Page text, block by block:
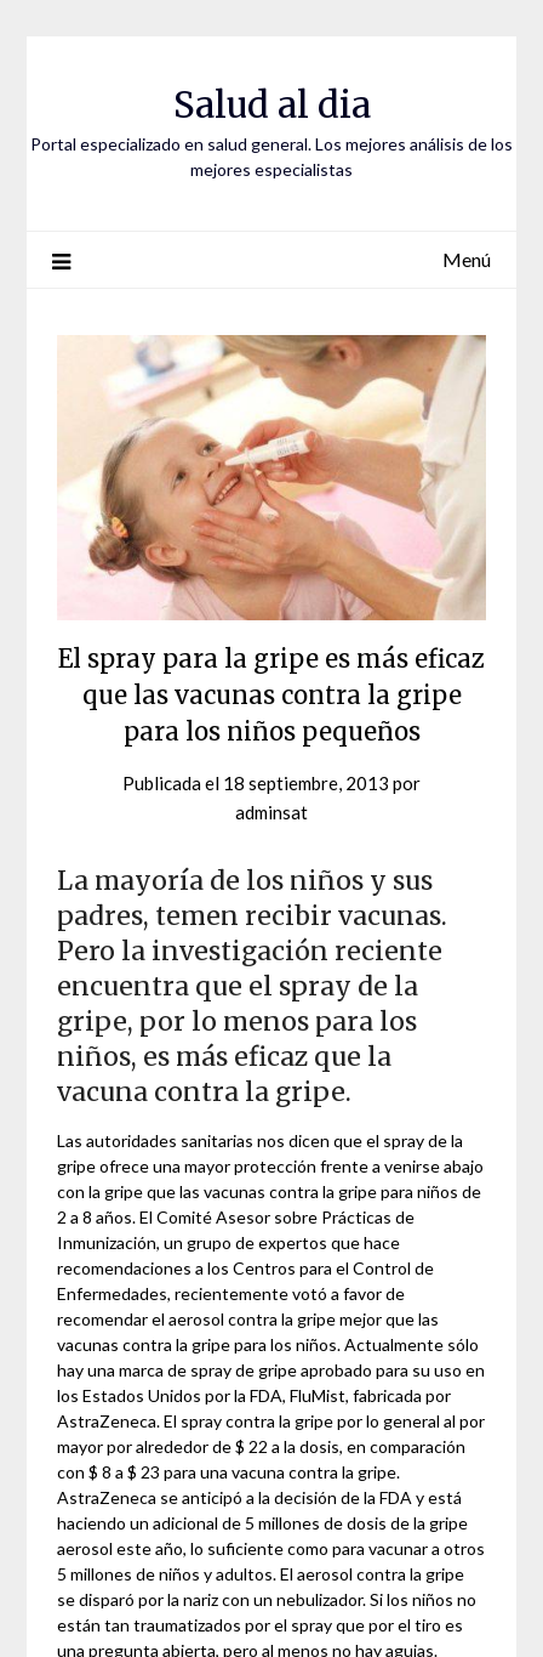
Salud al dia
Portal especializado en salud general. Los mejores análisis de los
mejores especialistas
Menú
El spray para la gripe es más eficaz
que las vacunas contra la gripe
para los niños pequeños
Publicada el 18 septiembre, 2013 por
adminsat
La mayoría de los niños y sus
padres, temen recibir vacunas.
Pero la investigación reciente
encuentra que el spray de la
gripe, por lo menos para los
niños, es más eficaz que la
vacuna contra la gripe.
Las autoridades sanitarias nos dicen que el spray de la
gripe ofrece una mayor protección frente a venirse abajo
con la gripe que las vacunas contra la gripe para niños de
2 a 8 años. El Comité Asesor sobre Prácticas de
Inmunización, un grupo de expertos que hace
recomendaciones a los Centros para el Control de
Enfermedades, recientemente votó a favor de
recomendar el aerosol contra la gripe mejor que las
vacunas contra la gripe para los niños. Actualmente sólo
hay una marca de spray de gripe aprobado para su uso en
los Estados Unidos por la FDA, FluMist, fabricada por
AstraZeneca. El spray contra la gripe por lo general al por
mayor por alrededor de $ 22 a la dosis, en comparación
con $ 8 a $ 23 para una vacuna contra la gripe.
AstraZeneca se anticipó a la decisión de la FDA y está
haciendo un adicional de 5 millones de dosis de la gripe
aerosol este año, lo suficiente como para vacunar a otros
5 millones de niños y adultos. El aerosol contra la gripe
se disparó por la nariz con un nebulizador. Si los niños no
están tan traumatizados por el spray que por el tiro es
una pregunta abierta, pero al menos no hay agujas.